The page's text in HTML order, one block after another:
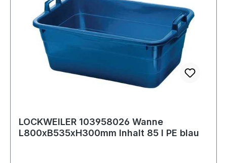
LOCKWEILER 103958026 Wanne
L800xB535xH300mm Inhalt 85 l PE blau